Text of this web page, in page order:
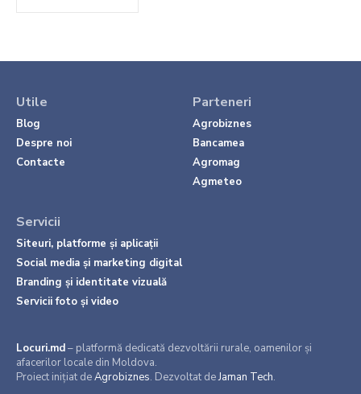
Utile
Blog
Despre noi
Contacte
Parteneri
Agrobiznes
Bancamea
Agromag
Agmeteo
Servicii
Siteuri, platforme și aplicații
Social media și marketing digital
Branding și identitate vizuală
Servicii foto și video
Locuri.md– platformă dedicată dezvoltării rurale, oamenilor și
afacerilor locale din Moldova.
Proiect inițiat deAgrobiznes. Dezvoltat deJaman Tech.